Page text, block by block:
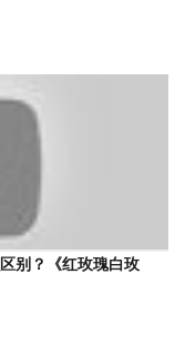
别？《红玫瑰白玫